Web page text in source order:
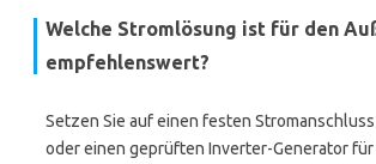
Welche Stromlösung ist für den
empfehlenswert?
Setzen Sie auf einen festen
oder einen geprüften Inverter-Generator